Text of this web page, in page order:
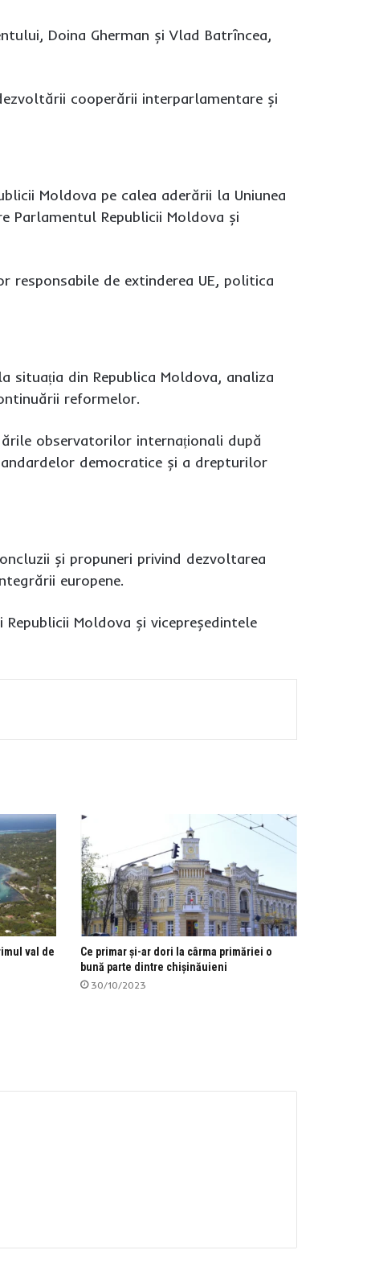
Doina Gherman și Vlad Batrîncea,
cooperării interparlamentare și
Moldova pe calea aderării la Uniunea
Parlamentul Republicii Moldova și
de extinderea UE, politica
din Republica Moldova, analiza
reformelor.
observatorilor internaționali după
democratice și a drepturilor
și propuneri privind dezvoltarea
europene.
Moldova și vicepreședintele
val de
Ce primar și-ar dori la cârma primăriei o
bună parte dintre chișinăuieni
30/10/2023